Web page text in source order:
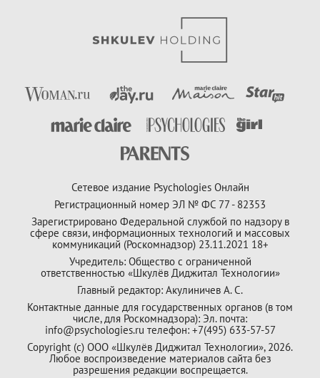
Сетевое издание Psychologies Онлайн
Регистрационный номер ЭЛ № ФС 77 - 82353
Зарегистрировано Федеральной службой по надзору в
сфере связи, информационных технологий и массовых
коммуникаций (Роскомнадзор) 23.11.2021 18+
Учредитель: Общество с ограниченной
ответственностью «Шкулёв Диджитал Технологии»
Главный редактор: Акулиничев А. С.
Контактные данные для государственных органов (в том
числе, для Роскомнадзора): Эл. почта:
info@psychologies.ru телефон: +7(495) 633-57-57
Copyright (с) ООО «Шкулёв Диджитал Технологии», 2026.
Любое воспроизведение материалов сайта без
разрешения редакции воспрещается.